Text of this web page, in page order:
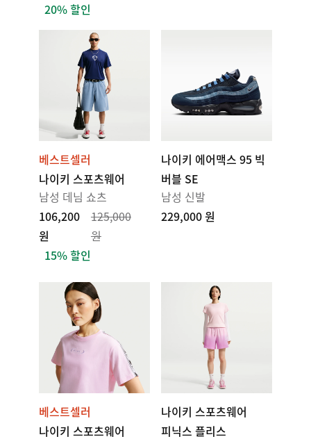
20% 할인
베스트셀러
나이키 스포츠웨어
남성 데님 쇼츠
106,200
원
125,000
원
15% 할인
나이키 에어맥스 95 빅
버블 SE
남성 신발
229,000 원
베스트셀러
나이키 스포츠웨어
나이키 스포츠웨어
피닉스 플리스